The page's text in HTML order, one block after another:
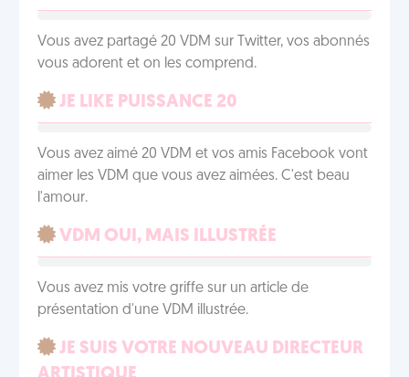
Vous avez partagé 20 VDM sur Twitter, vos abonnés
vous adorent et on les comprend.
JE LIKE PUISSANCE 20
Vous avez aimé 20 VDM et vos amis Facebook vont
aimer les VDM que vous avez aimées. C'est beau
l'amour.
VDM OUI, MAIS ILLUSTRÉE
Vous avez mis votre griffe sur un article de
présentation d'une VDM illustrée.
JE SUIS VOTRE NOUVEAU DIRECTEUR